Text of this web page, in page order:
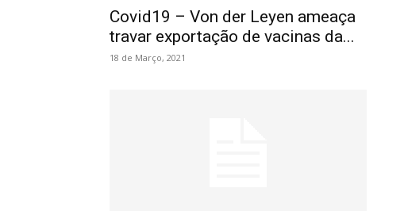
Covid19 – Von der Leyen ameaça
travar exportação de vacinas da...
18 de Março, 2021